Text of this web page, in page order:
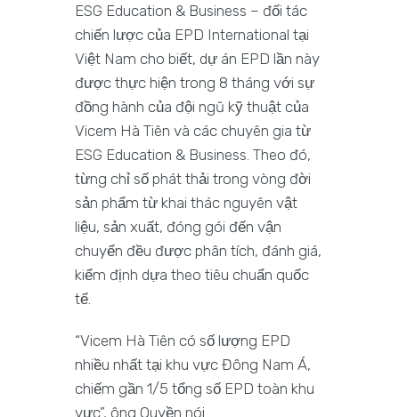
ESG Education & Business – đối tác
chiến lược của EPD International tại
Việt Nam cho biết, dự án EPD lần này
được thực hiện trong 8 tháng với sự
đồng hành của đội ngũ kỹ thuật của
Vicem Hà Tiên và các chuyên gia từ
ESG Education & Business. Theo đó,
từng chỉ số phát thải trong vòng đời
sản phẩm từ khai thác nguyên vật
liệu, sản xuất, đóng gói đến vận
chuyển đều được phân tích, đánh giá,
kiểm định dựa theo tiêu chuẩn quốc
tế.
“Vicem Hà Tiên có số lượng EPD
nhiều nhất tại khu vực Đông Nam Á,
chiếm gần 1/5 tổng số EPD toàn khu
vực”, ông Quyền nói.